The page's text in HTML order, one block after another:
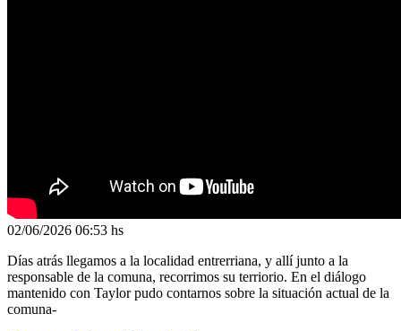
02/06/2026 06:53 hs
Días atrás llegamos a la localidad entrerriana, y allí junto a la
responsable de la comuna, recorrimos su terriorio. En el diálogo
mantenido con Taylor pudo contarnos sobre la situación actual de la
comuna-